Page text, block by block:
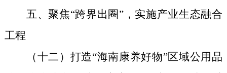
五、聚焦“跨界出圈”，实施产业生态融合
工程
（十二 ）打造“海南康养好物”区域公用品